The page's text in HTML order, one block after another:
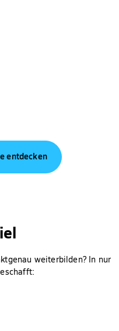
entdecken
weiterbilden? In nur